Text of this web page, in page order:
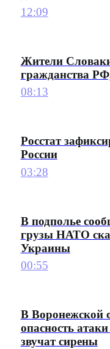
12:09
Жители
гражданства
08:13
Росстат
России
03:28
В подполье
грузы НАТО
Украины
00:55
В Воронежской
опасность
звучат сирены